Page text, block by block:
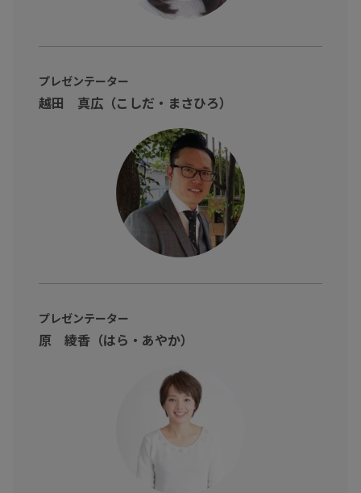
プレゼンテーター
越田 真広（こしだ・まさひろ）
プレゼンテーター
原 綾香（はら・あやか）